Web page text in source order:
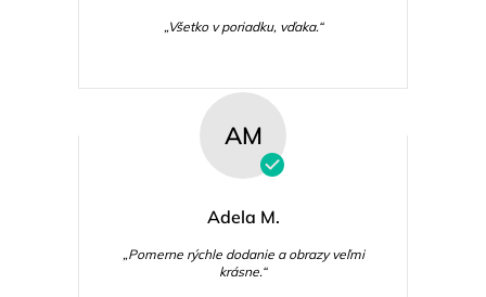
„Všetko v poriadku, vďaka.“
AM
Adela M.
„Pomerne rýchle dodanie a obrazy veľmi
krásne.“